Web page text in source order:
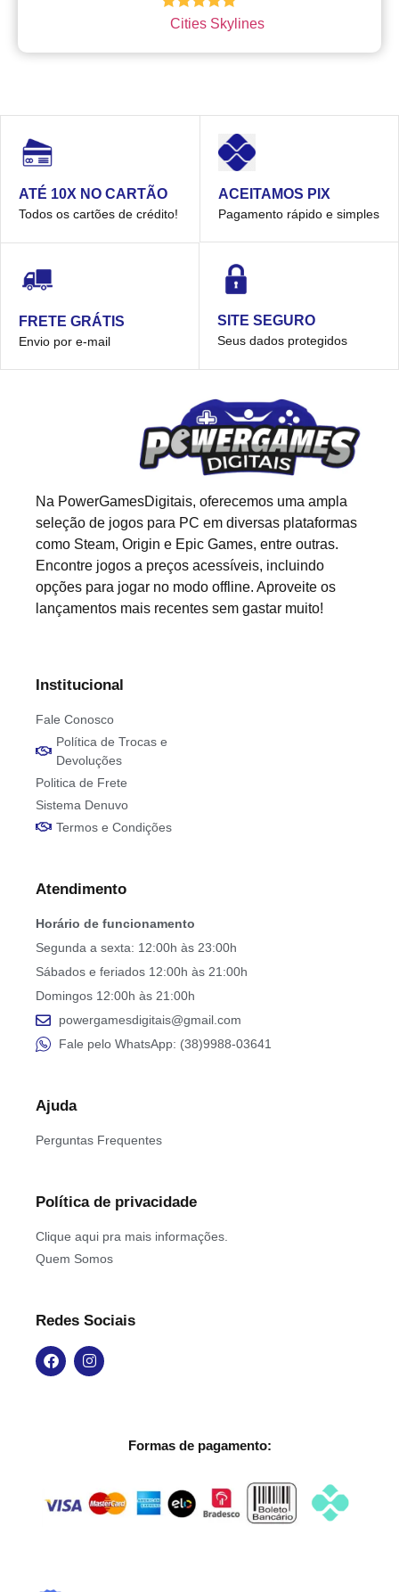
Avaliação
de 5
Cities Skylines
ATÉ 10X NO CARTÃO
Todos os cartões de crédito!
ACEITAMOS PIX
Pagamento rápido e simples
FRETE GRÁTIS
Envio por e-mail
SITE SEGURO
Seus dados protegidos
Na PowerGamesDigitais, oferecemos uma ampla
seleção de jogos para PC em diversas plataformas
como Steam, Origin e Epic Games, entre outras.
Encontre jogos a preços acessíveis, incluindo
opções para jogar no modo offline. Aproveite os
lançamentos mais recentes sem gastar muito!
Institucional
Fale Conosco
Política de Trocas e
Devoluções
Politica de Frete
Sistema Denuvo
Termos e Condições
Atendimento
Horário de funcionamento
Segunda a sexta: 12:00h às 23:00h
Sábados e feriados 12:00h às 21:00h
Domingos 12:00h às 21:00h
powergamesdigitais@gmail.com
Fale pelo WhatsApp: (38)9988-03641
Ajuda
Perguntas Frequentes
Política de privacidade
Clique aqui pra mais informações.
Quem Somos
Redes Sociais
Formas de pagamento: